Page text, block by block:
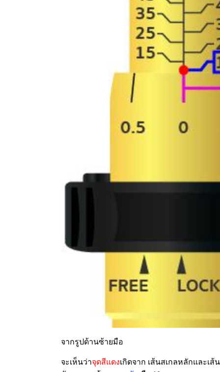
จากรูปด้านซ้ายมือ
จะเห็นว่าจุดสีแดงเกิดจาก เส้นสเกลหลักและเส้